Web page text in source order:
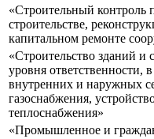
«Строительный контроль
строительстве,
капитальном ремонте
«Строительство зданий и
уровня ответственности,
внутренних и наружных
газоснабжения,
теплоснабжения»
«Промышленное и